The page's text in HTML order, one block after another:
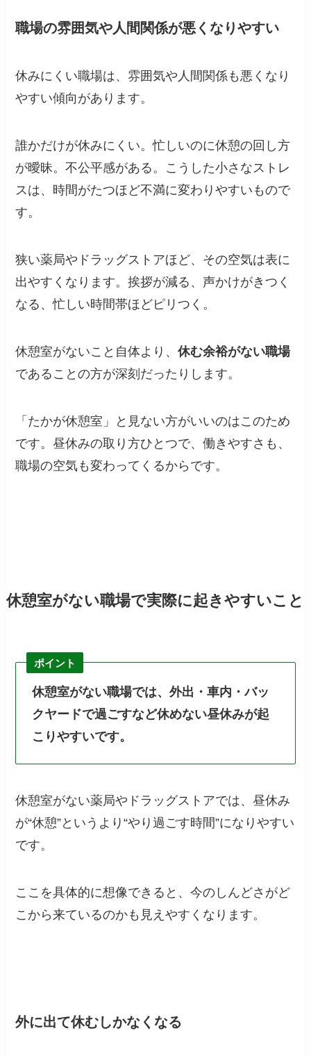
職場の雰囲気や人間関係が悪くなりやすい
休みにくい職場は、雰囲気や人間関係も悪くなり
やすい傾向があります。
誰かだけが休みにくい。忙しいのに休憩の回し方
が曖昧。不公平感がある。こうした小さなストレ
スは、時間がたつほど不満に変わりやすいもので
す。
狭い薬局やドラッグストアほど、その空気は表に
出やすくなります。挨拶が減る、声かけがきつく
なる、忙しい時間帯ほどピリつく。
休憩室がないこと自体より、休む余裕がない職場
であることの方が深刻だったりします。
「たかが休憩室」と見ない方がいいのはこのため
です。昼休みの取り方ひとつで、働きやすさも、
職場の空気も変わってくるからです。
休憩室がない職場で実際に起きやすいこと
ポイント
休憩室がない職場では、外出・車内・バッ
クヤードで過ごすなど休めない昼休みが起
こりやすいです。
休憩室がない薬局やドラッグストアでは、昼休み
が“休憩”というより“やり過ごす時間”になりやすい
です。
ここを具体的に想像できると、今のしんどさがど
こから来ているのかも見えやすくなります。
外に出て休むしかなくなる